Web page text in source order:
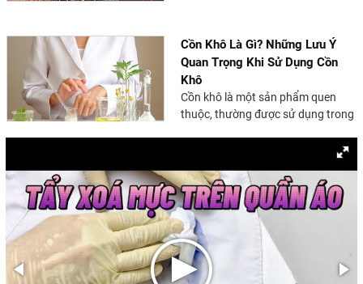
Cồn Khô Là Gì? Những Lưu Ý
Quan Trọng Khi Sử Dụng Cồn
Khô
Cồn khô là một sản phẩm quen
thuộc, thường được sử dụng trong
Cồn Công Nghiệp: Khái Niệm,
Các Loại và Ứng Dụng Trong
Sản Xuất
Cồn công nghiệp là một thành
phần quan trọng trong nhiều